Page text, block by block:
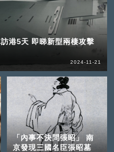
港5天 即睇新型兩棲攻擊
2024-11-21
「內事不決問張昭」 南
京發現三國名臣張昭墓